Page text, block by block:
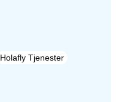
Holafly Tjenester